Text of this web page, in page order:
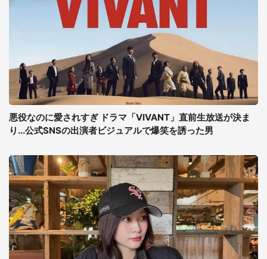
悪役なのに愛されすぎ ドラマ「VIVANT」直前生放送が決ま
り...公式SNSの出演者ビジュアルで爆笑を誘った男